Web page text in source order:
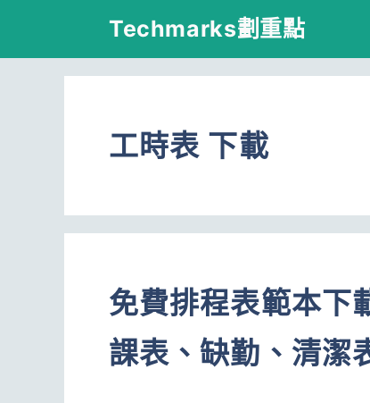
Techmarks劃重點
工時表 下載
免費排程表範本下
課表、缺勤、清潔